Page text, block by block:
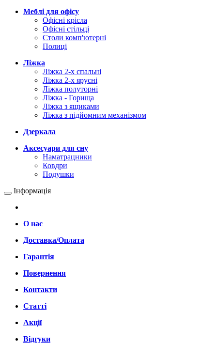
Меблі для офісу
Офісні крісла
Офісні стільці
Столи комп'ютерні
Полиці
Ліжка
Ліжка 2-х спальні
Ліжка 2-х ярусні
Ліжка полуторні
Ліжка - Горища
Ліжка з ящиками
Ліжка з підйомним механізмом
Дзеркала
Аксесуари для сну
Наматрацники
Ковдри
Подушки
Інформація
О нас
Доставка/Оплата
Гарантія
Повернення
Контакти
Статті
Акції
Відгуки